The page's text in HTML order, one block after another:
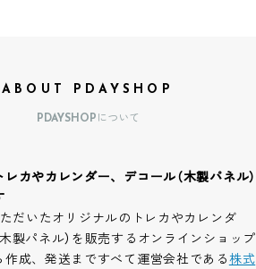
ABOUT PDAYSHOP
PDAYSHOPについて
カやカレンダー、デコール（木製パネル）
だいたオリジナルのトレカやカレンダ
製パネル）を販売するオンラインショップ
作成、発送まですべて運営会社である株式